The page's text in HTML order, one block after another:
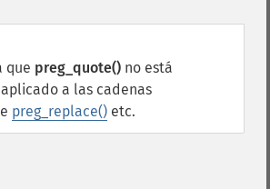
que preg_quote() no está
a las cadenas
preg_replace() etc.